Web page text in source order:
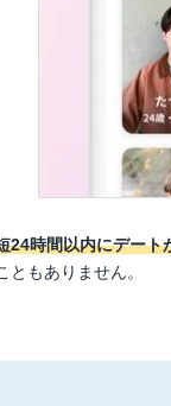
24時間以内にデート
もありません。